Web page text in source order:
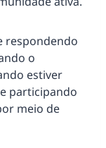
respondendo
o
estiver
participando
meio de